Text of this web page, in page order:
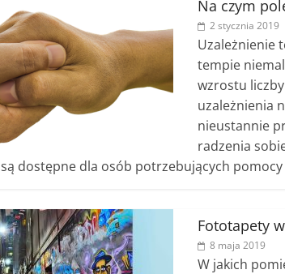
Na czym
2 stycznia 2019
Uzależnienie
tempie
wzrostu
uzależnienia
nieustannie
radzenia
dostępne dla osób potrzebujących
Fototapety
8 maja 2019
W jakich